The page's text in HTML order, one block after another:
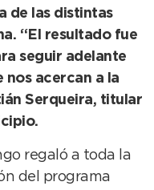
de las distintas
“El resultado fue
seguir adelante
nos acercan a la
Serqueira, titular
regaló a toda la
del programa